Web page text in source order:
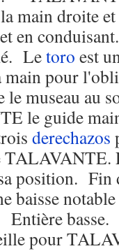
main droite
en
Letoro est
pour
le museau au
le guide
derechazos
position. Fin
baisse
Entière
pour